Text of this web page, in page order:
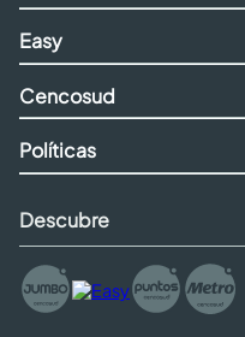
Easy
Cencosud
Políticas
Descubre